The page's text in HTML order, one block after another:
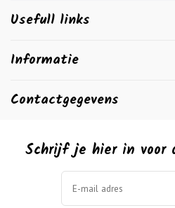
Usefull links
Informatie
Contactgegevens
Schrijf je hier in voor